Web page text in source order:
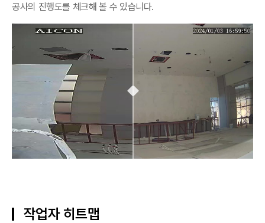
공사의 진행도를 체크해 볼 수 있습니다.
작업자 히트맵